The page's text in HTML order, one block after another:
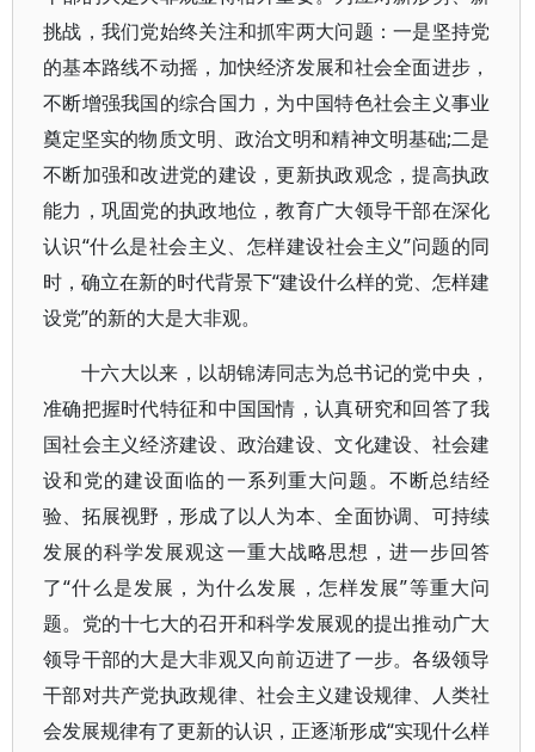
挑战，我们党始终关注和抓牢两大问题：一是坚持党
的基本路线不动摇，加快经济发展和社会全面进步，
不断增强我国的综合国力，为中国特色社会主义事业
奠定坚实的物质文明、政治文明和精神文明基础;二是
不断加强和改进党的建设，更新执政观念，提高执政
能力，巩固党的执政地位，教育广大领导干部在深化
认识“什么是社会主义、怎样建设社会主义”问题的同
时，确立在新的时代背景下“建设什么样的党、怎样建
设党”的新的大是大非观。
十六大以来，以胡锦涛同志为总书记的党中央，
准确把握时代特征和中国国情，认真研究和回答了我
国社会主义经济建设、政治建设、文化建设、社会建
设和党的建设面临的一系列重大问题。不断总结经
验、拓展视野，形成了以人为本、全面协调、可持续
发展的科学发展观这一重大战略思想，进一步回答
了“什么是发展，为什么发展，怎样发展”等重大问
题。党的十七大的召开和科学发展观的提出推动广大
领导干部的大是大非观又向前迈进了一步。各级领导
干部对共产党执政规律、社会主义建设规律、人类社
会发展规律有了更新的认识，正逐渐形成“实现什么样